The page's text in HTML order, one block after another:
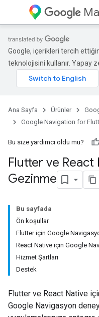
Google, içerikleri tercih
teknolojisini kullanır. Yapay
Ana Sayfa Ürünler
Google Navigation for
Bu size yardımcı oldu mu?
Flutter ve
Gezinme
Bu sayfada
Ön koşullar
Flutter için Google
React Native için Google
Hizmet Şartları
Destek
Flutter ve React Native
Google Navigasyon